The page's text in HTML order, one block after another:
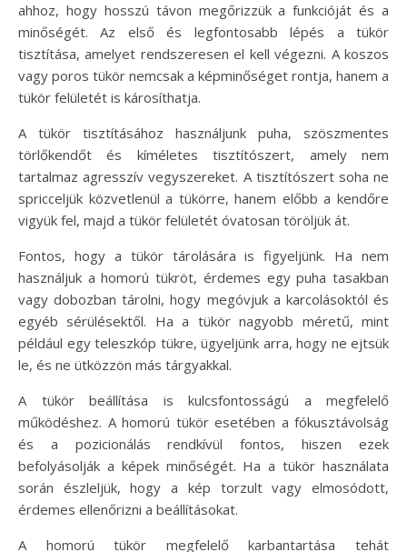
ahhoz, hogy hosszú távon megőrizzük a funkcióját és a
minőségét. Az első és legfontosabb lépés a tükör
tisztítása, amelyet rendszeresen el kell végezni. A koszos
vagy poros tükör nemcsak a képminőséget rontja, hanem a
tükör felületét is károsíthatja.
A tükör tisztításához használjunk puha, szöszmentes
törlőkendőt és kíméletes tisztítószert, amely nem
tartalmaz agresszív vegyszereket. A tisztítószert soha ne
spricceljük közvetlenül a tükörre, hanem előbb a kendőre
vigyük fel, majd a tükör felületét óvatosan töröljük át.
Fontos, hogy a tükör tárolására is figyeljünk. Ha nem
használjuk a homorú tükröt, érdemes egy puha tasakban
vagy dobozban tárolni, hogy megóvjuk a karcolásoktól és
egyéb sérülésektől. Ha a tükör nagyobb méretű, mint
például egy teleszkóp tükre, ügyeljünk arra, hogy ne ejtsük
le, és ne ütközzön más tárgyakkal.
A tükör beállítása is kulcsfontosságú a megfelelő
működéshez. A homorú tükör esetében a fókusztávolság
és a pozicionálás rendkívül fontos, hiszen ezek
befolyásolják a képek minőségét. Ha a tükör használata
során észleljük, hogy a kép torzult vagy elmosódott,
érdemes ellenőrizni a beállításokat.
A homorú tükör megfelelő karbantartása tehát